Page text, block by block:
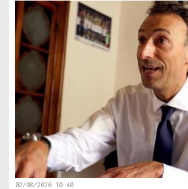
02/08/2026 10:40